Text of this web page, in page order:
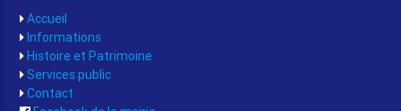
Accueil
Informations
Histoire et Patrimoine
Services public
Contact